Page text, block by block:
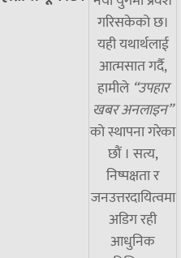
गरिसकेको छ।
यही यथार्थलाई
आत्मसात गर्दै,
हामीले “उपहार
खबर अनलाइन”
को स्थापना गरेका
छौं । सत्य,
निष्पक्षता र
जनउत्तरदायित्वमा
अडिग रही
आधुनिक